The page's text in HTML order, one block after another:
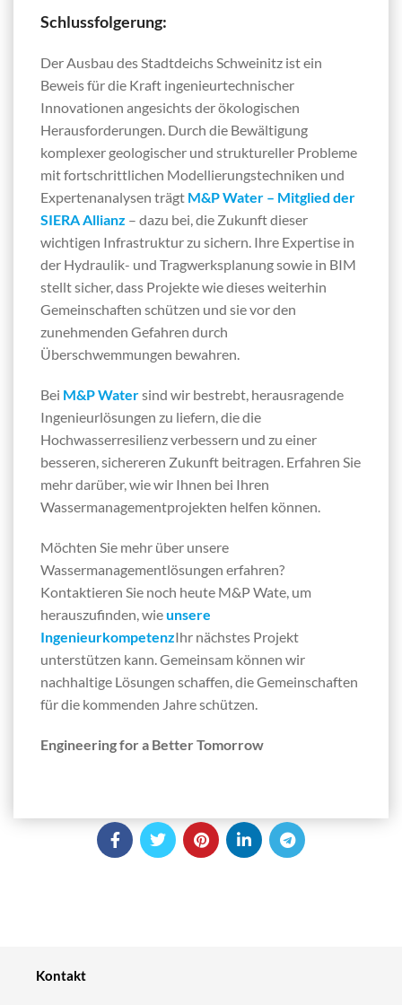
Schlussfolgerung:
Der Ausbau des Stadtdeichs Schweinitz ist ein
Beweis für die Kraft ingenieurtechnischer
Innovationen angesichts der ökologischen
Herausforderungen. Durch die Bewältigung
komplexer geologischer und struktureller Probleme
mit fortschrittlichen Modellierungstechniken und
Expertenanalysen trägt M&P Water – Mitglied der
SIERA Allianz – dazu bei, die Zukunft dieser
wichtigen Infrastruktur zu sichern. Ihre Expertise in
der Hydraulik- und Tragwerksplanung sowie in BIM
stellt sicher, dass Projekte wie dieses weiterhin
Gemeinschaften schützen und sie vor den
zunehmenden Gefahren durch
Überschwemmungen bewahren.
Bei M&P Watersind wir bestrebt, herausragende
Ingenieurlösungen zu liefern, die die
Hochwasserresilienz verbessern und zu einer
besseren, sichereren Zukunft beitragen. Erfahren Sie
mehr darüber, wie wir Ihnen bei Ihren
Wassermanagementprojekten helfen können.
Möchten Sie mehr über unsere
Wassermanagementlösungen erfahren?
Kontaktieren Sie noch heute M&P Wate, um
herauszufinden, wieunsere
IngenieurkompetenzIhr nächstes Projekt
unterstützen kann. Gemeinsam können wir
nachhaltige Lösungen schaffen, die Gemeinschaften
für die kommenden Jahre schützen.
Engineering for a Better Tomorrow
Kontakt